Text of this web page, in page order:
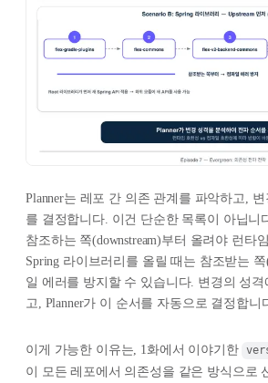
Planner는 레포 간 의존 관계를 파악하고,
를 결정합니다. 이건 단순한 목록이 아닙니
참조하는 쪽(downstream)부터 올려야 런타
Spring 라이브러리를 올릴 때는 참조받는
일 에러를 방지할 수 있습니다. 변경의 성
고, Planner가 이 순서를 자동으로 결정합니
이게 가능한 이유는, 1화에서 이야기한
이 모든 레포에서 의존성을 같은 방식으로